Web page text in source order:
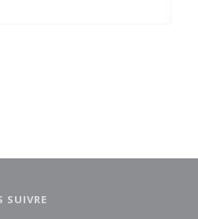
SUIVRE